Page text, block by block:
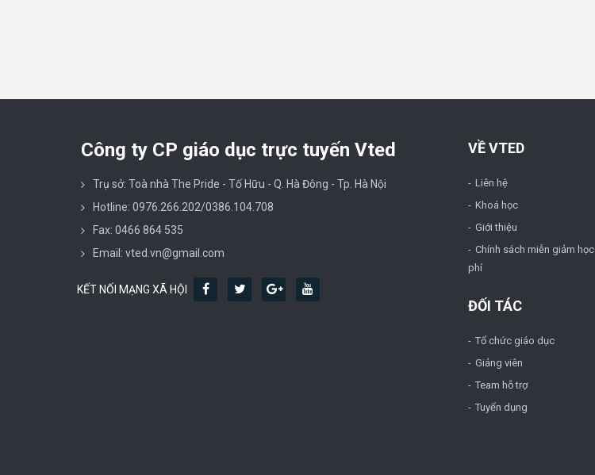
Công ty CP giáo dục trực tuyến Vted
Trụ sở: Toà nhà The Pride - Tố Hữu - Q. Hà Đông - Tp. Hà Nội
Hotline: 0976.266.202/0386.104.708
Fax: 0466 864 535
Email: vted.vn@gmail.com
KẾT NỐI MẠNG XÃ HỘI
VỀ VTED
Liên hệ
Khoá học
Giới thiệu
Chính sách miễn giảm học
phí
ĐỐI TÁC
Tổ chức giáo dục
Giảng viên
Team hỗ trợ
Tuyển dụng